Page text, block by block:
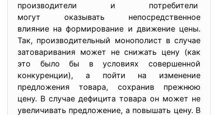
производители и потребители
могут оказывать непосредственное
влияние на формирование и движение цены.
Так, производительный монополист в случае
затоваривания может не снижать цену (как
это было бы в условиях совершенной
конкуренции), а пойти на изменение
предложения товара, сохранив прежнюю
цену. В случае дефицита товара он может не
увеличивать предложение, а повышать цену. В